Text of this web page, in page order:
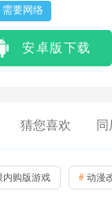
需要网络
安卓版下载
猜您喜欢
内购版游戏 # 动漫